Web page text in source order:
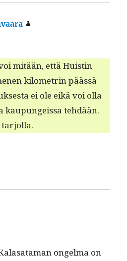
mitään, että Huistin
kilo­metrin päässä
ei ole eikä voi olla
kaupungeis­sa tehdään.
tarjolla.
ongel­ma on